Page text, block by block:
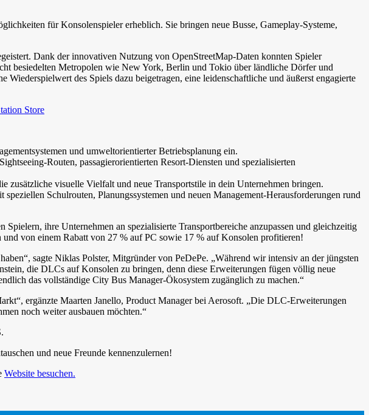
für Konsolenspieler erheblich. Sie bringen neue Busse, Gameplay-Systeme,
Dank der innovativen Nutzung von OpenStreetMap-Daten konnten Spieler
besiedelten Metropolen wie New York, Berlin und Tokio über ländliche Dörfer und
des Spiels dazu beigetragen, eine leidenschaftliche und äußerst engagierte
Store
und umweltorientierter Betriebsplanung ein.
Routen, passagierorientierten Resort-Diensten und spezialisierten
visuelle Vielfalt und neue Transportstile in dein Unternehmen bringen.
Schulrouten, Planungssystemen und neuen Management-Herausforderungen rund
ihre Unternehmen an spezialisierte Transportbereiche anzupassen und gleichzeitig
von einem Rabatt von 27 % auf PC sowie 17 % auf Konsolen profitieren!
sagte Niklas Polster, Mitgründer von PeDePe. „Während wir intensiv an der jüngsten
die DLCs auf Konsolen zu bringen, denn diese Erweiterungen fügen völlig neue
das vollständige City Bus Manager-Ökosystem zugänglich zu machen.“
ergänzte Maarten Janello, Product Manager bei Aerosoft. „Die DLC-Erweiterungen
noch weiter ausbauen möchten.“
und neue Freunde kennenzulernen!
Website besuchen.